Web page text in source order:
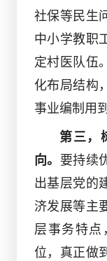
社保等民生
中小学教职
定村医队伍
化布局结构
事业编制用
第三，
向。 要持续
出基层党的
济发展等主
层事务特点
位，真正做